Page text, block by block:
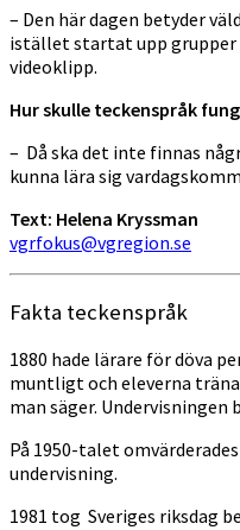
– Den här dagen betyder
istället startat upp grupper
videoklipp.
Hur skulle teckenspråk
– Då ska det inte finnas
kunna lära sig
Text: Helena Kryssman
vgrfokus@vgregion.se
Fakta teckenspråk
1880 hade lärare för döva
muntligt och eleverna
man säger. Undervisningen
På 1950-talet
undervisning.
1981 tog Sveriges riksdag